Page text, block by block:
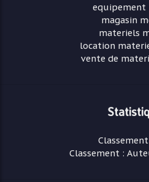
equipement
magasin
materiels
location
vente de
Classement :